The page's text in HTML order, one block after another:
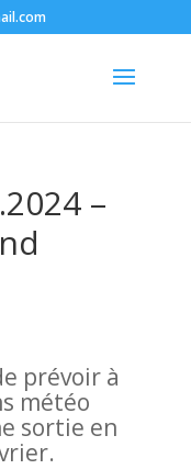
–
prévoir à
météo
sortie en